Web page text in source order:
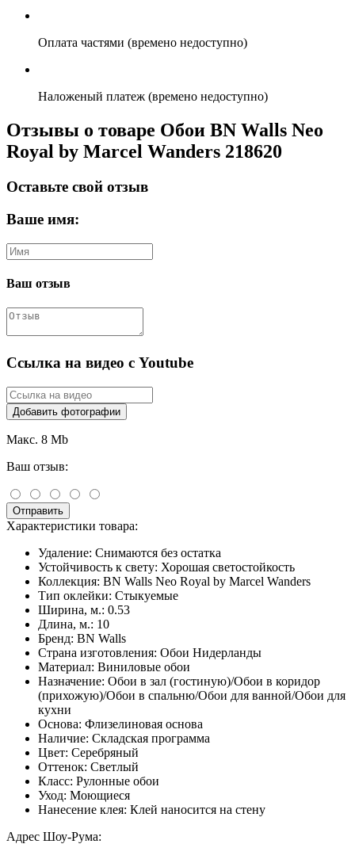
Оплата частями (времено недоступно)
Наложеный платеж (времено недоступно)
Отзывы о товаре Обои BN Walls Neo
Royal by Marcel Wanders 218620
Оставьте свой отзыв
Ваше имя:
Ваш отзыв
Ссылка на видео с Youtube
Добавить фотографии
Макс. 8 Mb
Ваш отзыв:
Отправить
Характеристики товара:
Удаление: Снимаются без остатка
Устойчивость к свету: Хорошая светостойкость
Коллекция: BN Walls Neo Royal by Marcel Wanders
Тип оклейки: Стыкуемые
Ширина, м.: 0.53
Длина, м.: 10
Бренд: BN Walls
Страна изготовления: Обои Нидерланды
Материал: Виниловые обои
Назначение: Обои в зал (гостиную)/Обои в коридор
(прихожую)/Обои в спальню/Обои для ванной/Обои для
кухни
Основа: Флизелиновая основа
Наличие: Складская программа
Цвет: Серебряный
Оттенок: Светлый
Класс: Рулонные обои
Уход: Моющиеся
Нанесение клея: Клей наносится на стену
Адрес Шоу-Рума: